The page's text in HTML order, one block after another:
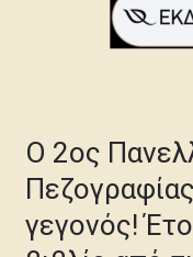
Ο 2ος
γεγονός!